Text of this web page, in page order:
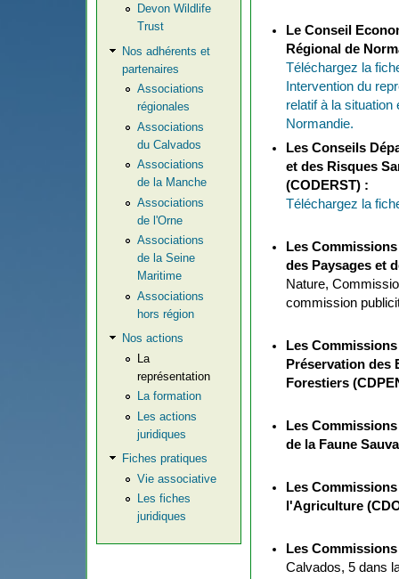
Devon Wildlife
Trust
Nos adhérents et
partenaires
Associations
régionales
Associations
du Calvados
Associations
de la Manche
Associations
de l'Orne
Associations
de la Seine
Maritime
Associations
hors région
Nos actions
La
représentation
La formation
Les actions
juridiques
Fiches pratiques
Vie associative
Les fiches
juridiques
Le Conseil
Régional de
Téléchargez la
Intervention du
relatif à la situation
Normandie.
Les Conseils
et des Risques
(CODERST) :
Téléchargez la
Les
des Paysages et
Nature,
commission
Les
Préservation des
Forestiers
Les
de la Faune
Les
l'Agriculture
Les
Calvados, 5 dans